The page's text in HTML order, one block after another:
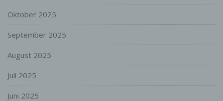
Oktober 2025
September 2025
August 2025
Juli 2025
Juni 2025
Person freiwillig für den bestimmten Fall in
abgegebene Willensbekundung in Form
eindeutigen bestätigenden Handlung, mit